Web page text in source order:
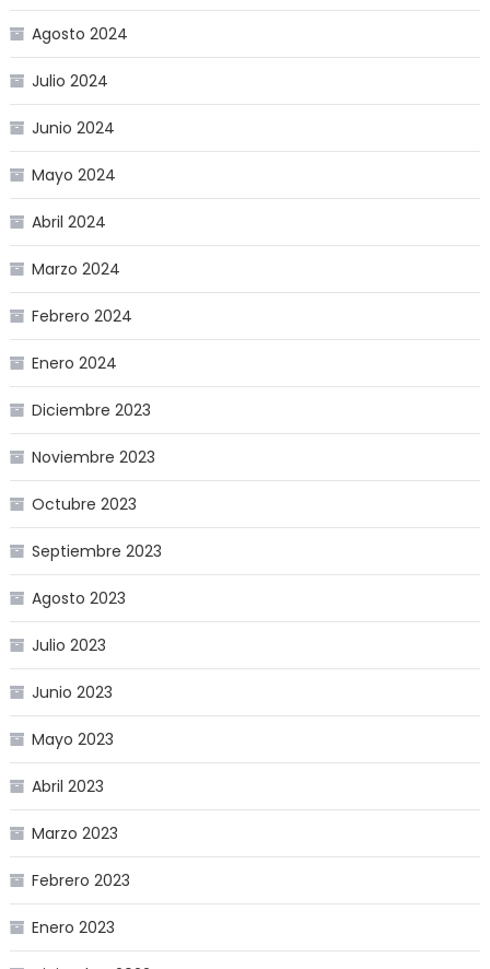
Agosto 2024
Julio 2024
Junio 2024
Mayo 2024
Abril 2024
Marzo 2024
Febrero 2024
Enero 2024
Diciembre 2023
Noviembre 2023
Octubre 2023
Septiembre 2023
Agosto 2023
Julio 2023
Junio 2023
Mayo 2023
Abril 2023
Marzo 2023
Febrero 2023
Enero 2023